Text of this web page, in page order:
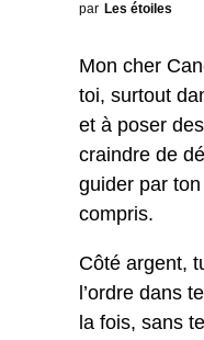
par Les étoiles
Mon cher
toi, surtout
et à poser
craindre de
guider par
compris.
Côté argent,
l’ordre dans
la fois, sans